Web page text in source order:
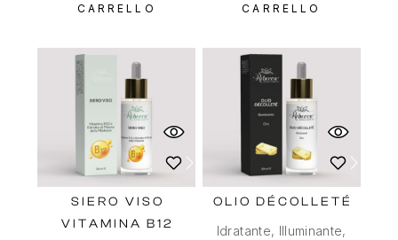
CARRELLO
CARRELLO
SIERO VISO
VITAMINA B12
OLIO DÉCOLLETÉ
Idratante, Illuminante,